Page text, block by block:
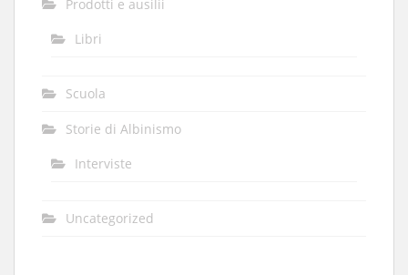
Prodotti e ausilii
Libri
Scuola
Storie di Albinismo
Interviste
Uncategorized